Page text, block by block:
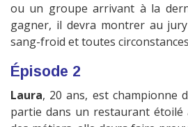
ou un groupe arrivant à la
gagner, il devra montrer au
sang-froid et toutes
Épisode 2
Laura, 20 ans, est championne
partie dans un restaurant étoilé